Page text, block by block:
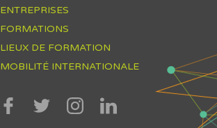
ENTREPRISES
FORMATIONS
LIEUX DE FORMATION
MOBILITÉ INTERNATIONALE